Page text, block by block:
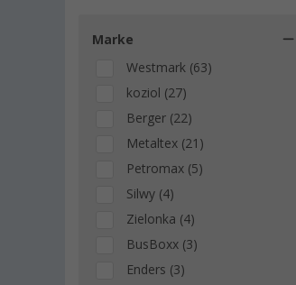
Marke
Westmark (63)
koziol (27)
Berger (22)
Metaltex (21)
Petromax (5)
Silwy (4)
Zielonka (4)
BusBoxx (3)
Enders (3)